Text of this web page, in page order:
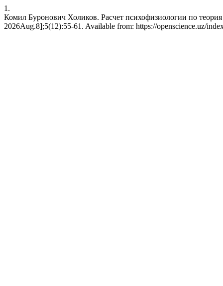
1.
Комил Буронович Холиков. Расчет психофизиологии по
2026Aug.8];5(12):55-61. Available from: https://openscience.uz/